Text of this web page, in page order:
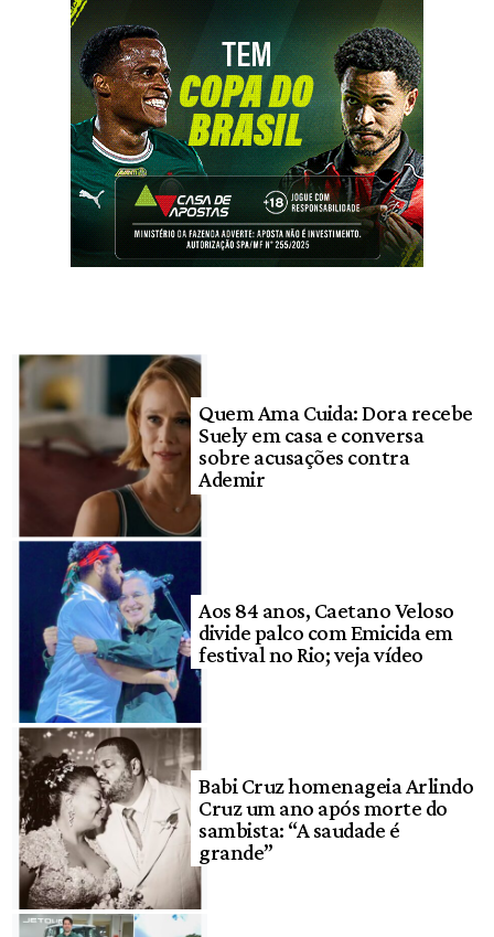
Quem Ama Cuida: Dora recebe
Suely em casa e conversa
sobre acusações contra
Ademir
Aos 84 anos, Caetano Veloso
divide palco com Emicida em
festival no Rio; veja vídeo
Babi Cruz homenageia Arlindo
Cruz um ano após morte do
sambista: “A saudade é
grande”